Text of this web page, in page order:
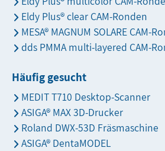
Eldy Plus® clear CAM-Ronden
MESA® MAGNUM SOLARE CAM-
dds PMMA multi-layered CAM-
Häufig gesucht
MEDIT T710 Desktop-Scanner
ASIGA® MAX 3D-Drucker
Roland DWX-53D Fräsmaschine
ASIGA® DentaMODEL